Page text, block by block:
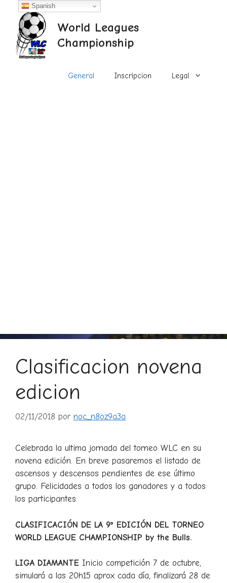
contenido
World Leagues
Championship
General Inscripcion Legal
Clasificacion novena
edicion
02/11/2018 por noc_n8oz9a3a
Celebrada la ultima jornada del torneo WLC en su
novena edición. En breve pasaremos el listado de
ascensos y descensos pendientes de ese último
grupo. Felicidades a todos los ganadores y a todos
los participantes.
CLASIFICACIÓN DE LA 9º EDICIÓN DEL TORNEO
WORLD LEAGUE CHAMPIONSHIP by the Bulls.
LIGA DIAMANTE Inicio competición 7 de octubre,
simulará a las 20h15 aprox cada día, finalizará 28 de
Spanish